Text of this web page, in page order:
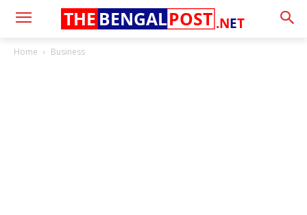
.NET
THE BENGALPOST
Home Business